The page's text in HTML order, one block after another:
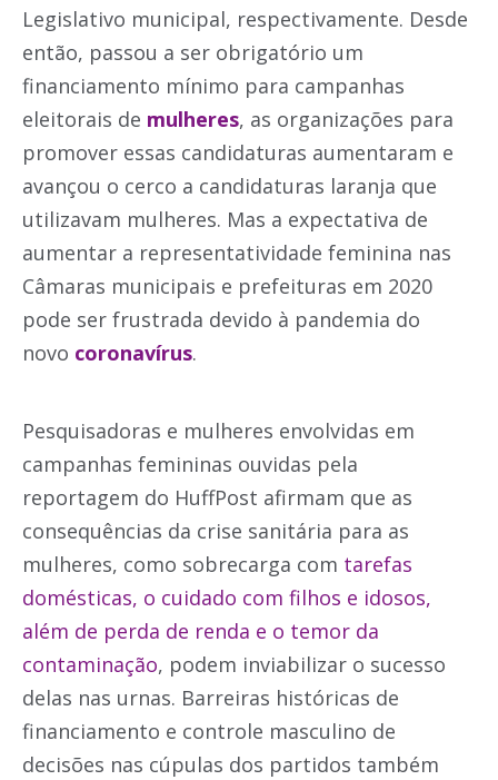
Legislativo municipal, respectivamente. Desde
então, passou a ser obrigatório um
financiamento mínimo para campanhas
eleitorais de mulheres, as organizações para
promover essas candidaturas aumentaram e
avançou o cerco a candidaturas laranja que
utilizavam mulheres. Mas a expectativa de
aumentar a representatividade feminina nas
Câmaras municipais e prefeituras em 2020
pode ser frustrada devido à pandemia do
novo coronavírus.
Pesquisadoras e mulheres envolvidas em
campanhas femininas ouvidas pela
reportagem do HuffPost afirmam que as
consequências da crise sanitária para as
mulheres, como sobrecarga com tarefas
domésticas, o cuidado com filhos e idosos,
além de perda de renda e o temor da
contaminação, podem inviabilizar o sucesso
delas nas urnas. Barreiras históricas de
financiamento e controle masculino de
decisões nas cúpulas dos partidos também